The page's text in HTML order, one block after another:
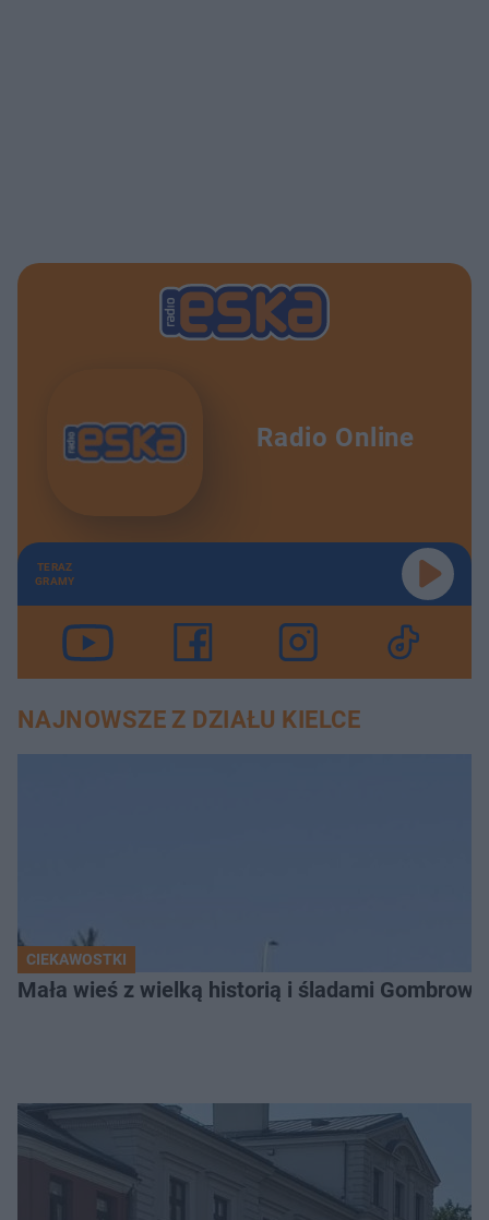
Radio Online
TERAZ
GRAMY
NAJNOWSZE Z DZIAŁU KIELCE
CIEKAWOSTKI
Mała wieś z wielką historią i śladami